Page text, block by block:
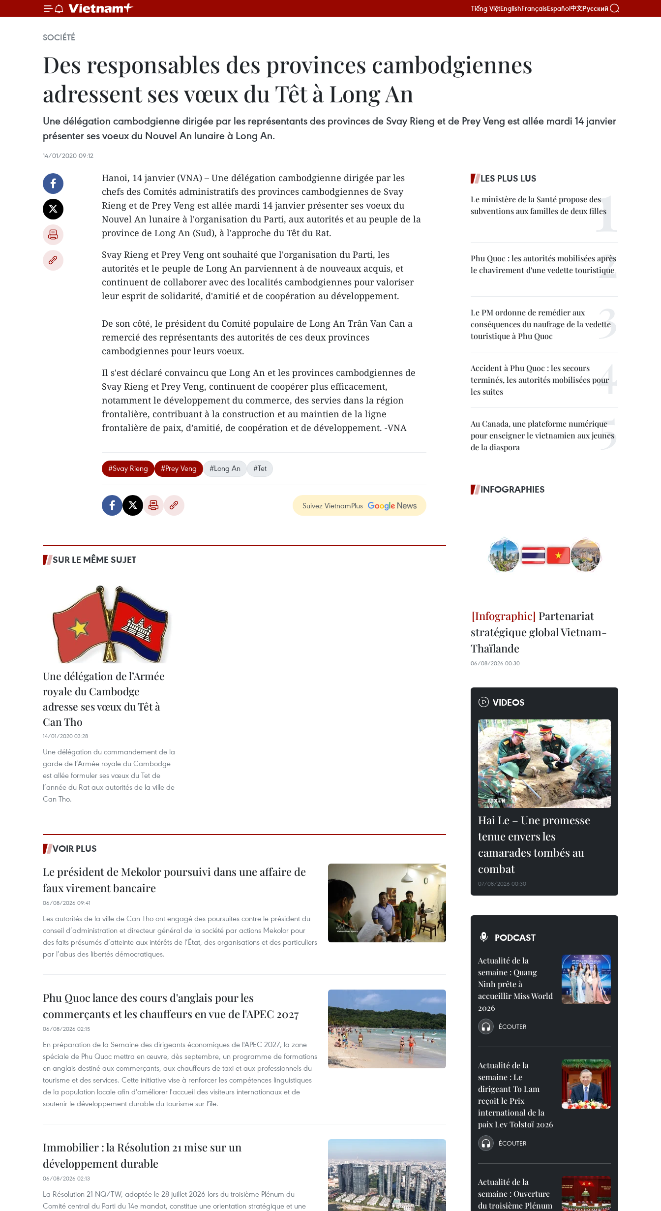
Tiếng ViệtEnglishFrançaisEspañol中文Русский
SOCIÉTÉ
Des responsables des provinces cambodgiennes
adressent ses vœux du Têt à Long An
Une délégation cambodgienne dirigée par les représentants des provinces de Svay Rieng et de Prey Veng est allée mardi 14 janvier
présenter ses voeux du Nouvel An lunaire à Long An.
14/01/2020 09:12
Hanoi, 14 janvier (VNA) – Une délégation cambodgienne dirigée par les
chefs des Comités administratifs des provinces cambodgiennes de Svay
Rieng et de Prey Veng est allée mardi 14 janvier présenter ses voeux du
Nouvel An lunaire à l'organisation du Parti, aux autorités et au peuple de la
province de Long An (Sud), à l'approche du Têt du Rat.
Svay Rieng et Prey Veng ont souhaité que l'organisation du Parti, les
autorités et le peuple de Long An parviennent à de nouveaux acquis, et
continuent de collaborer avec des localités cambodgiennes pour valoriser
leur esprit de solidarité, d'amitié et de coopération au développement.
De son côté, le président du Comité populaire de Long An Trân Van Can a
remercié des représentants des autorités de ces deux provinces
cambodgiennes pour leurs voeux.
Il s'est déclaré convaincu que Long An et les provinces cambodgiennes de
Svay Rieng et Prey Veng, continuent de coopérer plus efficacement,
notamment le développement du commerce, des servies dans la région
frontalière, contribuant à la construction et au maintien de la ligne
frontalière de paix, d’amitié, de coopération et de développement. -VNA
#Svay Rieng #Prey Veng #Long An #Tet
Suivez VietnamPlus
SUR LE MÊME SUJET
Une délégation de l’Armée
royale du Cambodge
adresse ses vœux du Têt à
Can Tho
14/01/2020 03:28
Une délégation du commandement de la
garde de l’Armée royale du Cambodge
est allée formuler ses vœux du Tet de
l’année du Rat aux autorités de la ville de
Can Tho.
VOIR PLUS
Le président de Mekolor poursuivi dans une affaire de
faux virement bancaire
06/08/2026 09:41
Les autorités de la ville de Can Tho ont engagé des poursuites contre le président du
conseil d’administration et directeur général de la société par actions Mekolor pour
des faits présumés d’atteinte aux intérêts de l’État, des organisations et des particuliers
par l’abus des libertés démocratiques.
Phu Quoc lance des cours d'anglais pour les
commerçants et les chauffeurs en vue de l'APEC 2027
06/08/2026 02:15
En préparation de la Semaine des dirigeants économiques de l'APEC 2027, la zone
spéciale de Phu Quoc mettra en œuvre, dès septembre, un programme de formations
en anglais destiné aux commerçants, aux chauffeurs de taxi et aux professionnels du
tourisme et des services. Cette initiative vise à renforcer les compétences linguistiques
de la population locale afin d'améliorer l'accueil des visiteurs internationaux et de
soutenir le développement durable du tourisme sur l'île.
Immobilier : la Résolution 21 mise sur un
développement durable
06/08/2026 02:13
La Résolution 21-NQ/TW, adoptée le 28 juillet 2026 lors du troisième Plénum du
Comité central du Parti du 14e mandat, constitue une orientation stratégique et une
LES PLUS LUS
Le ministère de la Santé propose des
subventions aux familles de deux filles
Phu Quoc : les autorités mobilisées après
le chavirement d'une vedette touristique
Le PM ordonne de remédier aux
conséquences du naufrage de la vedette
touristique à Phu Quoc
Accident à Phu Quoc : les secours
terminés, les autorités mobilisées pour
les suites
Au Canada, une plateforme numérique
pour enseigner le vietnamien aux jeunes
de la diaspora
INFOGRAPHIES
Partenariat
stratégique global Vietnam-
Thaïlande
06/08/2026 00:30
VIDEOS
Hai Le – Une promesse
tenue envers les
camarades tombés au
combat
07/08/2026 00:30
PODCAST
Actualité de la
semaine : Quang
Ninh prête à
accueillir Miss World
2026
ÉCOUTER
Actualité de la
semaine : Le
dirigeant To Lam
reçoit le Prix
international de la
paix Lev Tolstoï 2026
ÉCOUTER
Actualité de la
semaine : Ouverture
du troisième Plénum